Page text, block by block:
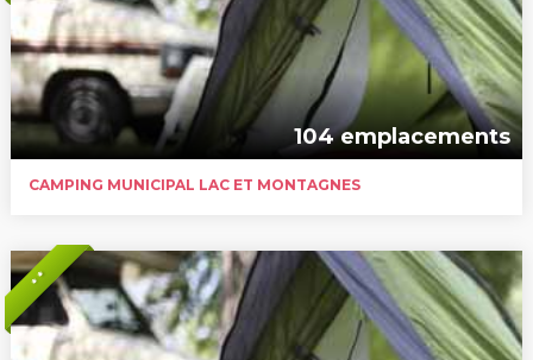
104 emplacements
CAMPING MUNICIPAL LAC ET MONTAGNES
* *